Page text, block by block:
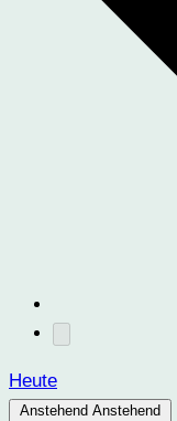
Heute
Anstehend Anstehend